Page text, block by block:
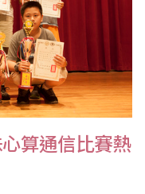
算通信比賽熱